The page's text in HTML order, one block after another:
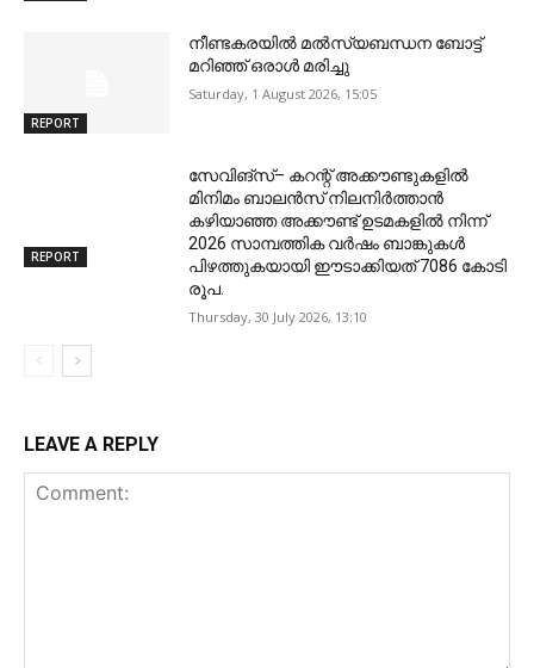
REPORT
നീണ്ടകരയില്‍ മല്‍സ്യബന്ധന ബോട്ട്
മറിഞ്ഞ് ഒരാള്‍ മരിച്ചു
Saturday, 1 August 2026, 15:05
REPORT
സേവിങ്സ്– കറന്റ് അക്കൗണ്ടുകളിൽ
മിനിമം ബാലൻസ് നിലനിർത്താൻ
കഴിയാഞ്ഞ അക്കൗണ്ട് ഉടമകളിൽ നിന്ന്
2026 സാമ്പത്തിക വർഷം ബാങ്കുകൾ
പിഴത്തുകയായി ഈടാക്കിയത് 7086 കോടി
രൂപ.
Thursday, 30 July 2026, 13:10
LEAVE A REPLY